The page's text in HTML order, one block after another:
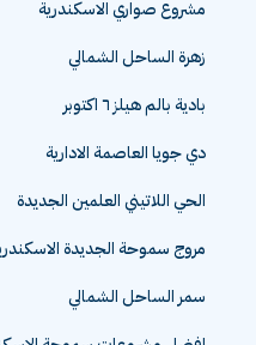
مشروع صواري الاسكندرية
زهرة الساحل الشمالي
بادية بالم هيلز ٦ اكتوبر
دي جويا العاصمة الادارية
الحي اللاتيني العلمين الجديدة
مروج سموحة الجديدة الاسكندرية
سمر الساحل الشمالي